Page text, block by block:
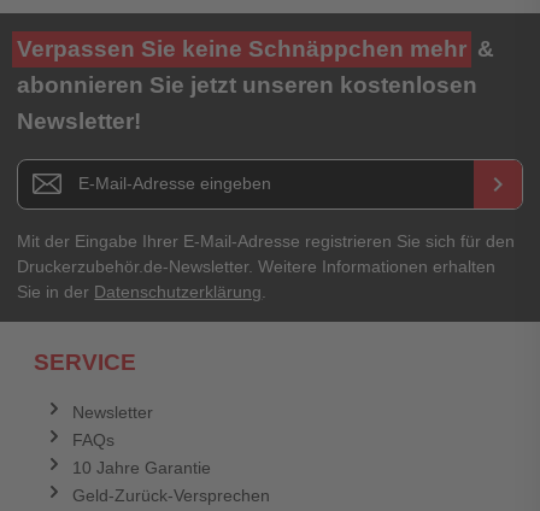
Verpassen Sie keine Schnäppchen mehr &
abonnieren Sie jetzt unseren kostenlosen
Newsletter!
Newsletter E-Mail Adresse keyboard_arrow_right
Mit der Eingabe Ihrer E-Mail-Adresse registrieren Sie sich für den
Druckerzubehör.de-Newsletter. Weitere Informationen erhalten
Sie in der Datenschutzerklärung
SERVICE
Newsletter
FAQs
10 Jahre Garantie
Geld-Zurück-Versprechen